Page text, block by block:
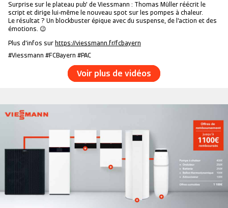
Surprise sur le plateau pub' de Viessmann : Thomas Müller réécrit le
script et dirige lui-même le nouveau spot sur les pompes à chaleur.
Le résultat ? Un blockbuster épique avec du suspense, de l'action et des
émotions. 😉
Plus d'infos sur https://viessmann.fr/fcbayern
#Viessmann #FCBayern #PAC
Voir plus de vidéos